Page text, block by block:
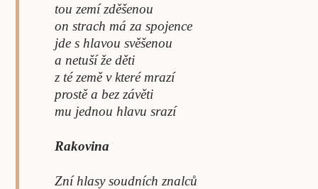
tou zemí zděšenou
on strach má za spojence
jde s hlavou svěšenou
a netuší že děti
z té země v které mrazí
prostě a bez závěti
mu jednou hlavu srazí
Rakovina
Zní hlasy soudních znalců